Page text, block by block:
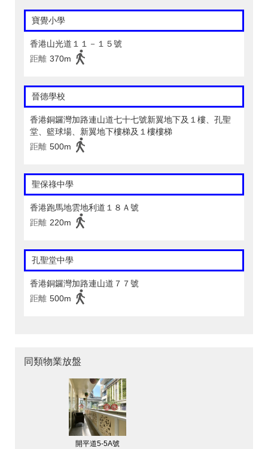
寶覺小學
香港山光道１１－１５號
距離 370m
晉德學校
香港銅鑼灣加路連山道七十七號新翼地下及１樓、孔聖
堂、籃球場、新翼地下樓梯及１樓樓梯
距離 500m
聖保祿中學
香港跑馬地雲地利道１８Ａ號
距離 220m
孔聖堂中學
香港銅鑼灣加路連山道７７號
距離 500m
同類物業放盤
開平道5-5A號